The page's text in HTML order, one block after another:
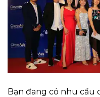
Bạn đang có nhu cầu